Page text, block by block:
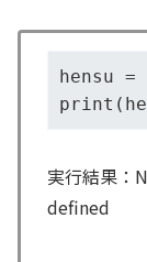
hensu =
実行結果：
defined